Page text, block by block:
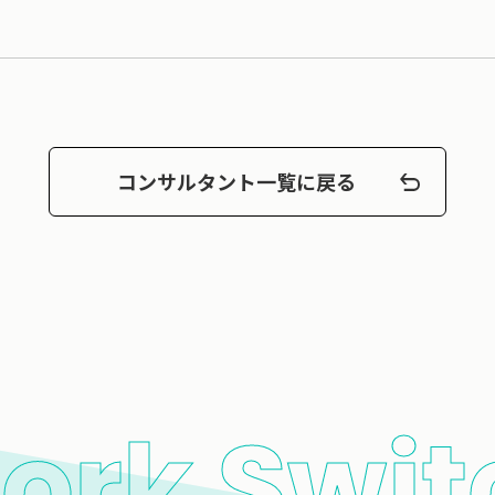
コンサルタント一覧に戻る